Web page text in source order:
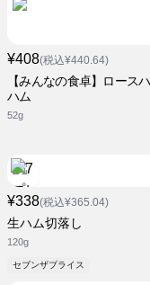
¥408(税込¥440.64)
【みんなの食卓】ロース
ハム
52g
¥338(税込¥365.04)
生ハム切落し
120g
セブンザプライス